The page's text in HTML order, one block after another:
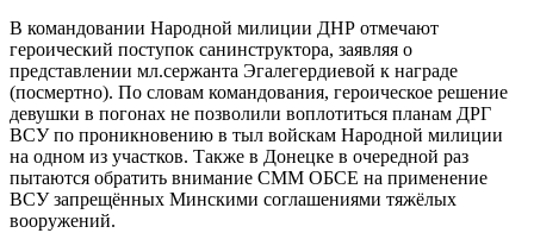
В командовании Народной милиции ДНР отмечают
героический поступок санинструктора, заявляя о
представлении мл.сержанта Эгалегердиевой к награде
(посмертно). По словам командования, героическое решение
девушки в погонах не позволили воплотиться планам ДРГ
ВСУ по проникновению в тыл войскам Народной милиции
на одном из участков. Также в Донецке в очередной раз
пытаются обратить внимание СММ ОБСЕ на применение
ВСУ запрещённых Минскими соглашениями тяжёлых
вооружений.